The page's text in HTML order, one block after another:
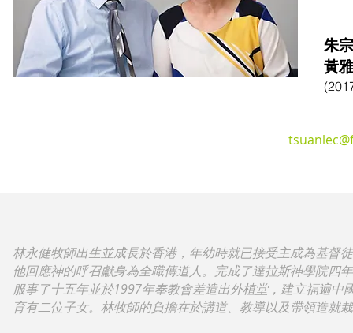
朱宗
黃
林永健牧師出生並成長於香港，年幼時就已接受主成為基督
他回應神的呼召獻身為全職傳道人。完成了達拉斯神學院四
服事了十五年並於1997年奉教會差遣出外植堂，建立福遍中
育有二位子女。林牧師的負擔在於講道、教導以及帶領造就